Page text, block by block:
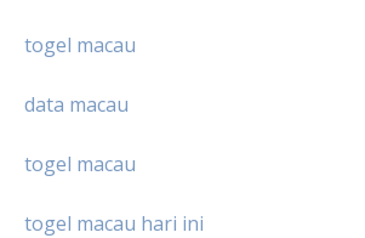
togel macau
data macau
togel macau
togel macau hari ini